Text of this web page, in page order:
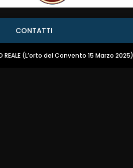
CONTATTI
REALE (L’orto del Convento 15 Marzo 2025)